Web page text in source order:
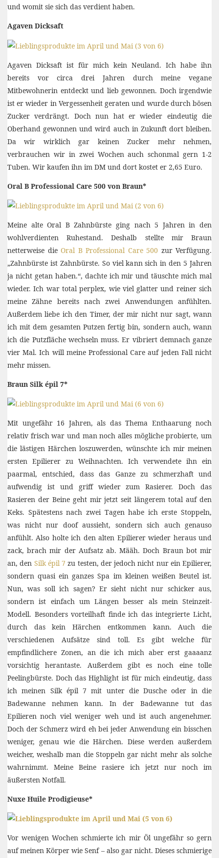
und womit sie sich das verdient haben.
Agaven Dicksaft
Agaven Dicksaft ist für mich kein Neuland. Ich habe ihn
bereits vor circa drei Jahren durch meine vegane
Mitbewohnerin entdeckt und lieb gewonnen. Doch irgendwie
ist er wieder in Vergessenheit geraten und wurde durch bösen
Zucker verdrängt. Doch nun hat er wieder eindeutig die
Oberhand gewonnen und wird auch in Zukunft dort bleiben.
Da wir wirklich gar keinen Zucker mehr nehmen,
verbrauchen wir in zwei Wochen auch schonmal gern 1-2
Tuben. Wir kaufen ihn im DM und dort kostet er 2,65 Euro.
Oral B Professional Care 500 von Braun*
Meine alte Oral B Zahnbürste ging nach 5 Jahren in den
wohlverdienten Ruhestand. Deshalb stellte mir Braun
netterweise die Oral B Professional Care 500 zur Verfügung.
„Zahnbürste ist Zahnbürste. So viel kann sich in den 5 Jahren
ja nicht getan haben.“, dachte ich mir und täuschte mich mal
wieder. Ich war total perplex, wie viel glatter und reiner sich
meine Zähne bereits nach zwei Anwendungen anfühlten.
Außerdem liebe ich den Timer, der mir nicht nur sagt, wann
ich mit dem gesamten Putzen fertig bin, sondern auch, wann
ich die Putzfläche wechseln muss. Er vibriert demnach ganze
vier Mal. Ich will meine Professional Care auf jeden Fall nicht
mehr missen.
Braun Silk épil 7*
Mit ungefähr 16 Jahren, als das Thema Enthaarung noch
relativ frisch war und man noch alles mögliche probierte, um
die lästigen Härchen loszuwerden, wünschte ich mir meinen
ersten Epilierer zu Weihnachten. Ich verwendete ihn ein
paarmal, entschied, dass das Ganze zu schmerzhaft und
aufwendig ist und griff wieder zum Rasierer. Doch das
Rasieren der Beine geht mir jetzt seit längerem total auf den
Keks. Spätestens nach zwei Tagen habe ich erste Stoppeln,
was nicht nur doof aussieht, sondern sich auch genauso
anfühlt. Also holte ich den alten Epilierer wieder heraus und
zack, brach mir der Aufsatz ab. Määh. Doch Braun bot mir
an, den Silk épil 7 zu testen, der jedoch nicht nur ein Epilierer,
sondern quasi ein ganzes Spa im kleinen weißen Beutel ist.
Nun, was soll ich sagen? Er sieht nicht nur schicker aus,
sondern ist einfach um Längen besser als mein Steinzeit-
Modell. Besonders vorteilhaft finde ich das integrierte Licht,
durch das kein Härchen entkommen kann. Auch die
verschiedenen Aufsätze sind toll. Es gibt welche für
empfindlichere Zonen, an die ich mich aber erst gaaaanz
vorsichtig herantaste. Außerdem gibt es noch eine tolle
Peelingbürste. Doch das Highlight ist für mich eindeutig, dass
ich meinen Silk épil 7 mit unter die Dusche oder in die
Badewanne nehmen kann. In der Badewanne tut das
Epilieren noch viel weniger weh und ist auch angenehmer.
Doch der Schmerz wird eh bei jeder Anwendung ein bisschen
weniger, genau wie die Härchen. Diese werden außerdem
weicher, weshalb man die Stoppeln gar nicht mehr als solche
wahrnimmt. Meine Beine rasiere ich jetzt nur noch im
äußersten Notfall.
Nuxe Huile Prodigieuse*
Vor wenigen Wochen schmierte ich mir Öl ungefähr so gern
auf meinen Körper wie Senf – also gar nicht. Dieses schmierige